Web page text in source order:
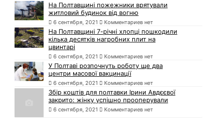
На Полтавщині пожежники врятували
житловий будинок від вогню
6 сентября, 2021 Комментариев нет
На Полтавщині 7-річні хлопці пошкодили
кілька десятків нагробних плит на
цвинтарі
6 сентября, 2021 Комментариев нет
У Полтаві розпочнуть роботу ще два
центри масової вакцинації
6 сентября, 2021 Комментариев нет
Збір коштів для полтавки Ірини Авдєєвої
закрито: жінку успішно прооперували
6 сентября, 2021 Комментариев нет